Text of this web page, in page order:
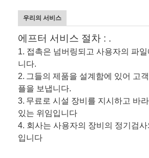
우리의 서비스
에프터 서비스 절차 : .
1. 접촉은 넘버링되고 사용자의 파
니다.
2. 그들의 제품을 설계함에 있어 고
플을 보냅니다.
3. 무료로 시설 장비를 지시하고 바
있는 위임입니다
4. 회사는 사용자의 장비의 정기검
입니다